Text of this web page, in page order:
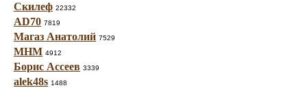
Скилеф 22332
AD70 7819
Магаз Анатолий 7529
МНМ 4912
Борис Ассеев 3339
alek48s 1488